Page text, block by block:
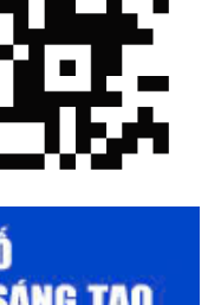
- 10/3/2025)"